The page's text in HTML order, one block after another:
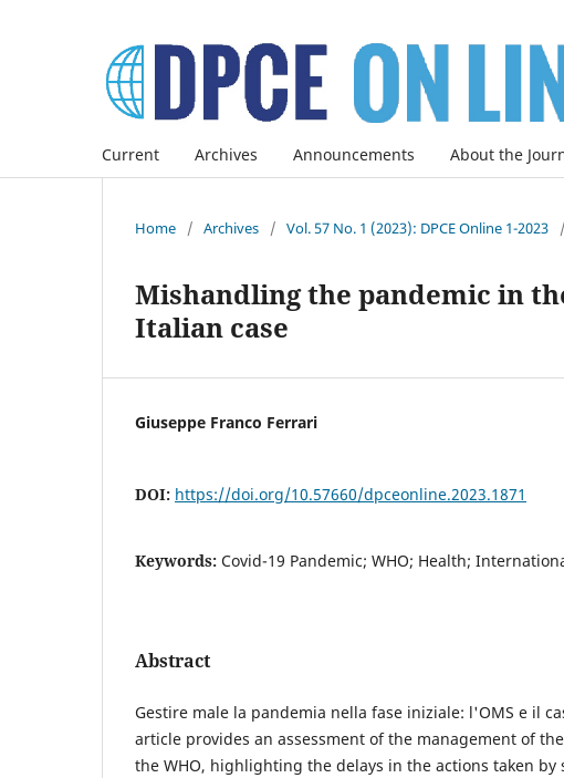
Current Archives Announcements About the
Home / Archives / Vol. 57 No. 1 (2023): DPCE Online 1-2023 /
Mishandling the pandemic in
Italian case
Giuseppe Franco Ferrari
DOI: https://doi.org/10.57660/dpceonline.2023.1871
Keywords: Covid-19 Pandemic; WHO; Health;
Abstract
Gestire male la pandemia nella fase iniziale: l'OMS e il
article provides an assessment of the management of
the WHO, highlighting the delays in the actions taken by